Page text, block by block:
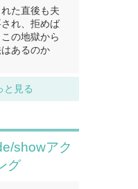
た直後も夫
れ、拒めば
の地獄から
あるのか
と見る
showアク
グ